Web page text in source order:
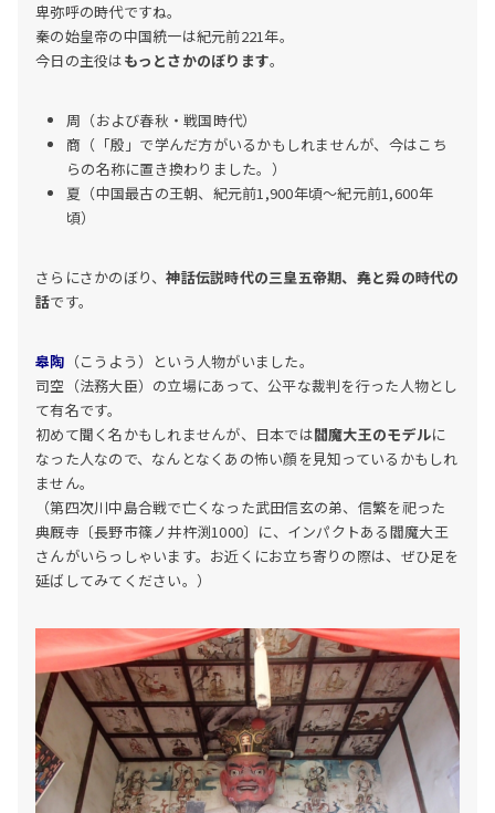
卑弥呼の時代ですね。
秦の始皇帝の中国統一は紀元前221年。
今日の主役はもっとさかのぼります。
周（および春秋・戦国時代）
商（「殷」で学んだ方がいるかもしれませんが、今はこち
らの名称に置き換わりました。）
夏（中国最古の王朝、紀元前1,900年頃～紀元前1,600年
頃）
さらにさかのぼり、神話伝説時代の三皇五帝期、堯と舜の時代の
話です。
皋陶 （こうよう）という人物がいました。
司空（法務大臣）の立場にあって、公平な裁判を行った人物とし
て有名です。
初めて聞く名かもしれませんが、日本では閻魔大王のモデルに
なった人なので、なんとなくあの怖い顔を見知っているかもしれ
ません。
（第四次川中島合戦で亡くなった武田信玄の弟、信繁を祀った
典厩寺〔長野市篠ノ井杵渕1000〕に、インパクトある閻魔大王
さんがいらっしゃいます。お近くにお立ち寄りの際は、ぜひ足を
延ばしてみてください。）